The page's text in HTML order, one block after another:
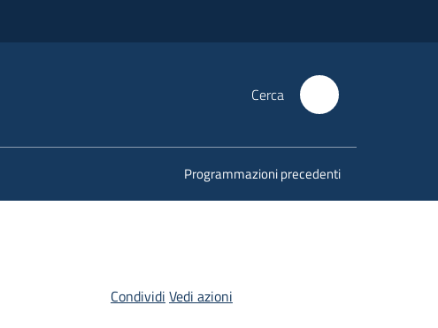
Cerca
Programmazioni precedenti
Condividi Vedi azioni